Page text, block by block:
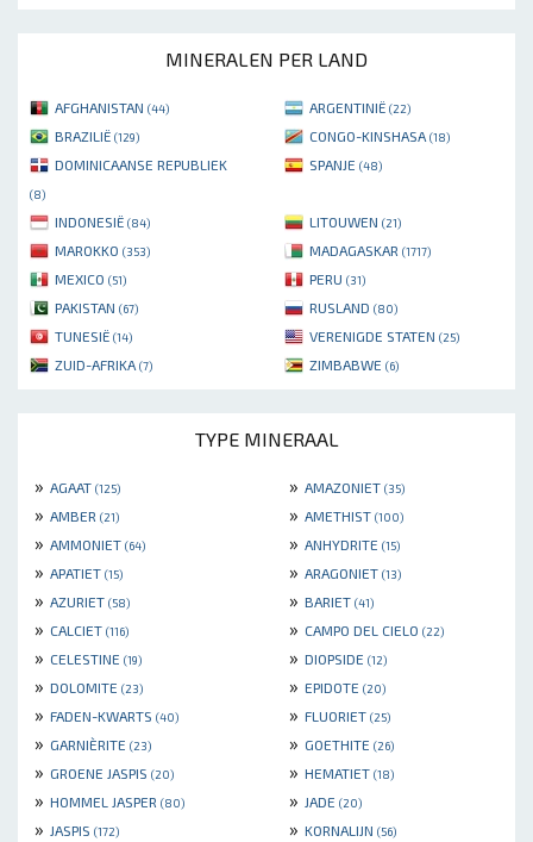
MINERALEN PER LAND
AFGHANISTAN (44) ARGENTINIË (22)
BRAZILIË (129) CONGO-KINSHASA (18)
DOMINICAANSE REPUBLIEK
(8)
SPANJE (48)
INDONESIË (84) LITOUWEN (21)
MAROKKO (353) MADAGASKAR (1717)
MEXICO (51) PERU (31)
PAKISTAN (67) RUSLAND (80)
TUNESIË (14) VERENIGDE STATEN (25)
ZUID-AFRIKA (7) ZIMBABWE (6)
TYPE MINERAAL
» AGAAT (125) » AMAZONIET (35)
» AMBER (21) » AMETHIST (100)
» AMMONIET (64) » ANHYDRITE (15)
» APATIET (15) » ARAGONIET (13)
» AZURIET (58) » BARIET (41)
» CALCIET (116) » CAMPO DEL CIELO (22)
» CELESTINE (19) » DIOPSIDE (12)
» DOLOMITE (23) » EPIDOTE (20)
» FADEN-KWARTS (40) » FLUORIET (25)
» GARNIÈRITE (23) » GOETHITE (26)
» GROENE JASPIS (20) » HEMATIET (18)
» HOMMEL JASPER (80) » JADE (20)
» JASPIS (172) » KORNALIJN (56)